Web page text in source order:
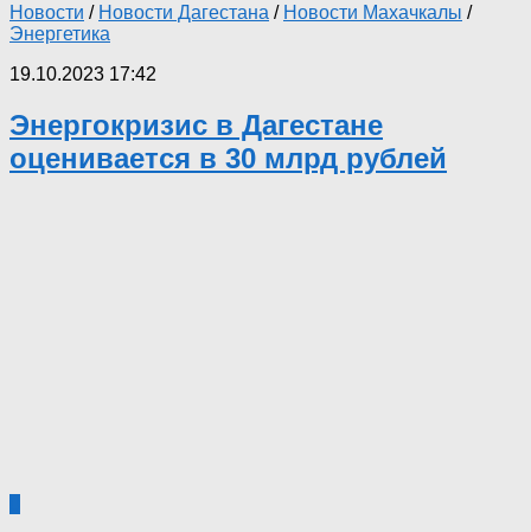
Новости / Новости Дагестана / Новости Махачкалы /
Энергетика
19.10.2023 17:42
Энергокризис в Дагестане
оценивается в 30 млрд рублей